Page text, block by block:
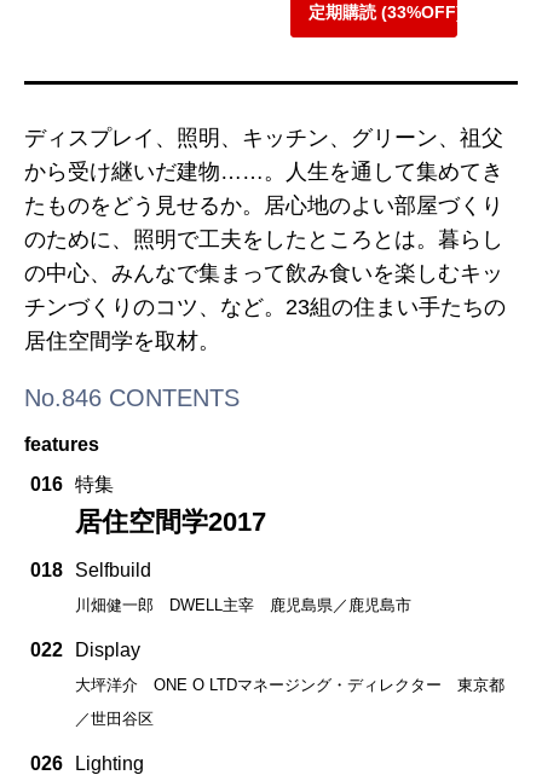
定期購読 (33%OFF)
ディスプレイ、照明、キッチン、グリーン、祖父
から受け継いだ建物……。人生を通して集めてき
たものをどう見せるか。居心地のよい部屋づくり
のために、照明で工夫をしたところとは。暮らし
の中心、みんなで集まって飲み食いを楽しむキッ
チンづくりのコツ、など。23組の住まい手たちの
居住空間学を取材。
No.846 CONTENTS
features
016 特集
居住空間学2017
018 Selfbuild
川畑健一郎 DWELL主宰 鹿児島県／鹿児島市
022 Display
大坪洋介 ONE O LTDマネージング・ディレクター 東京都
／世田谷区
026 Lighting